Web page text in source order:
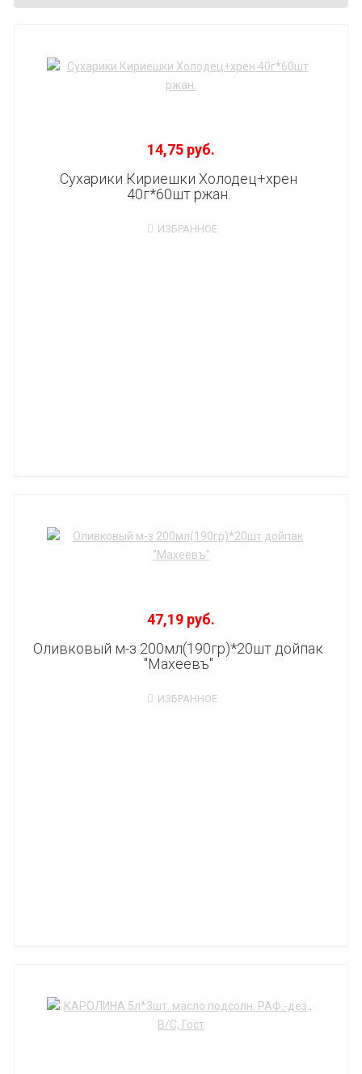
14,75 руб.
Сухарики Кириешки Холодец+хрен
40г*60шт ржан.
ИЗБРАННОЕ
47,19 руб.
Оливковый м-з 200мл(190гр)*20шт дойпак
"Махеевъ"
ИЗБРАННОЕ